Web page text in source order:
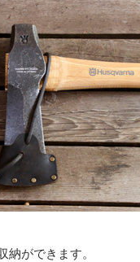
ができます。